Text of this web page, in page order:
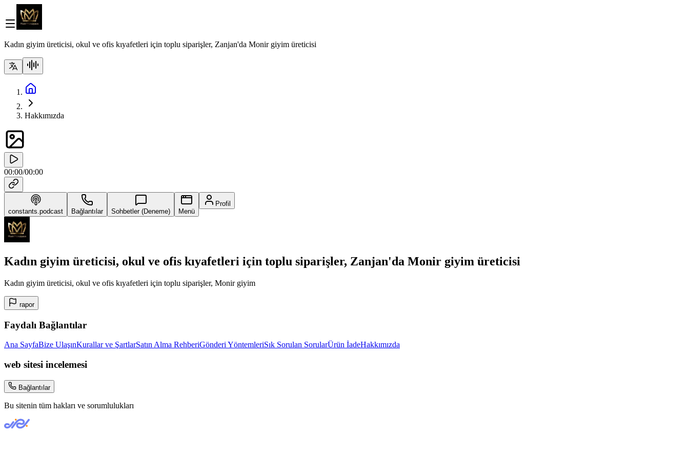
Kadın giyim üreticisi, okul ve ofis kıyafetleri için toplu siparişler, Zanjan'da Monir giyim üreticisi
Hakkımızda
00:00/00:00
constants.podcast Bağlantılar Sohbetler (Deneme) Menü
Profil
Kadın giyim üreticisi, okul ve ofis kıyafetleri için toplu siparişler, Zanjan'da Monir giyim üreticisi
Kadın giyim üreticisi, okul ve ofis kıyafetleri için toplu siparişler, Monir giyim
rapor
Faydalı Bağlantılar
Ana SayfaBize UlaşınKurallar ve ŞartlarSatın Alma RehberiGönderi YöntemleriSık Sorulan SorularÜrün İadeHakkımızda
web sitesi incelemesi
Bağlantılar
Bu sitenin tüm hakları ve sorumlulukları